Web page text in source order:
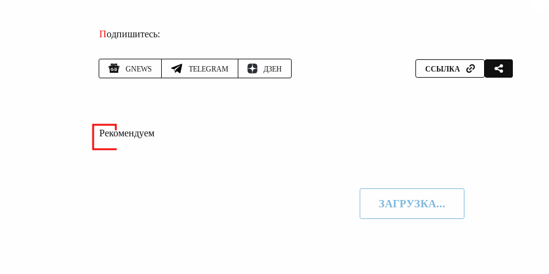
Подпишитесь:
GNEWS TELEGRAM ДЗЕН ССЫЛКА
Рекомендуем
ЗАГРУЗКА...